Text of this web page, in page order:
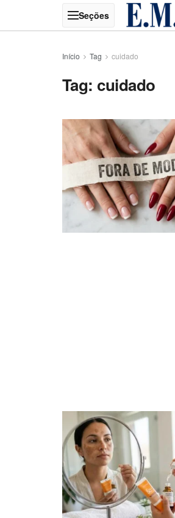
Início Tag cuidado
Tag: cuidado